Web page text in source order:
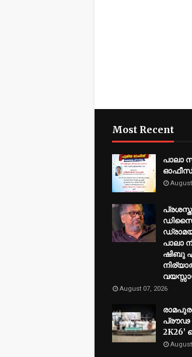
Most Recent
പാലാ
ഓഫീസ്
പാലാ
ഷിബു
August 07, 2026
പ്രൗഢ
2K26’